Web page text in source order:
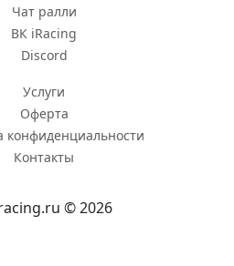
Чат ралли
ВК iRacing
Discord
Услуги
Оферта
конфиденциальности
Контакты
© 2026